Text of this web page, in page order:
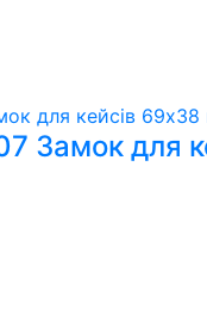
Замок для